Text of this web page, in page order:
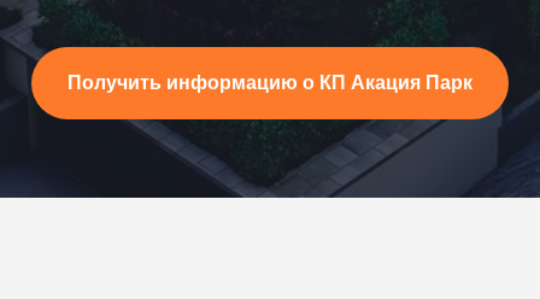
Получить информацию о КП Акация Парк